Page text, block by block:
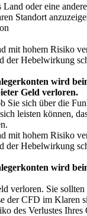
Land oder eine
Standort
mit hohem Risiko
der Hebelwirkung
wird
Geld verloren.
Sie sich über die
leisten können,
mit hohem Risiko
der Hebelwirkung
wird
verloren. Sie
der CFD im Klaren
des Verlustes Ihres